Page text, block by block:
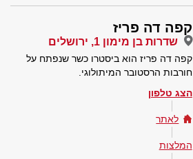
קפה דה פריז
שדרות בן מימון 1, ירושלים
קפה דה פריז הוא ביסטרו כשר שנפתח על
חורבות הרסטובר המיתולוגי.
הצג טלפון
לאתר
המלצות